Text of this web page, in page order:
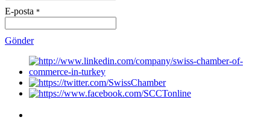
E-posta *
Gönder